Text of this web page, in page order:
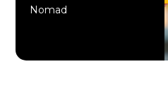
Nomad